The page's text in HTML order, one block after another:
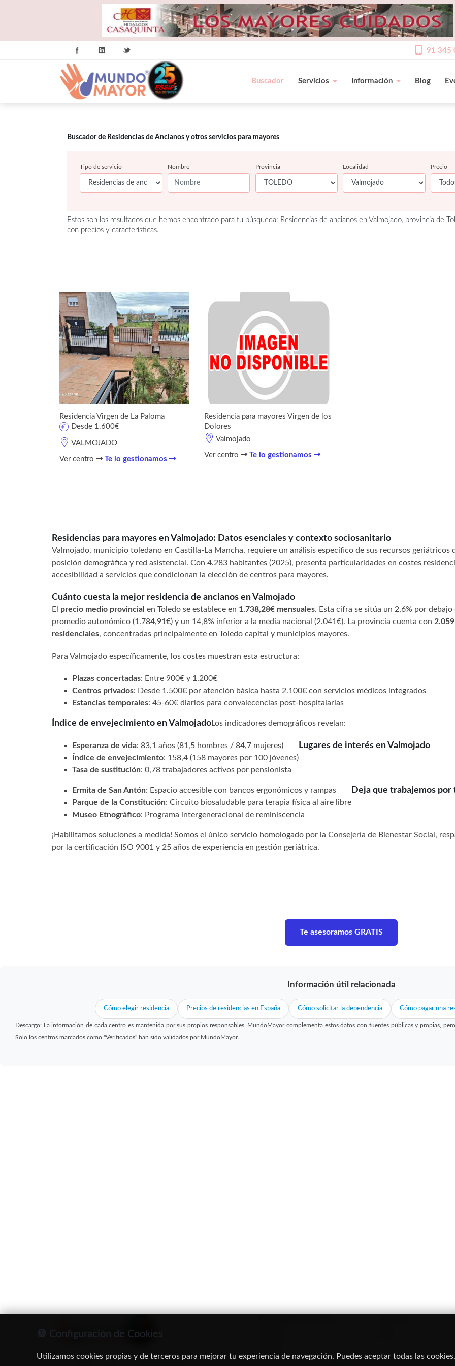
91 345
Buscador Servicios Información Blog
Buscador de Residencias de Ancianos y otros servicios para mayores
Tipo de servicio Nombre Provincia Localidad Precio
Estos son los resultados que hemos encontrado para tu búsqueda: Residencias de ancianos en Valmojado, provincia de
con precios y características.
Residencia Virgen de La Paloma
VALMOJADO
Desde 1.600€
Ver centro Te lo gestionamos
Residencia para mayores Virgen de los
Dolores
Valmojado
Ver centro Te lo gestionamos
Residencias para mayores en Valmojado: Datos esenciales y contexto sociosanitario
Valmojado, municipio toledano en Castilla-La Mancha, requiere un análisis específico de sus recursos geriátricos
posición demográfica y red asistencial. Con 4.283 habitantes (2025), presenta particularidades en costes
accesibilidad a servicios que condicionan la elección de centros para mayores.
Cuánto cuesta la mejor residencia de ancianos en Valmojado
El precio medio provincial en Toledo se establece en 1.738,28€ mensuales. Esta cifra se sitúa un 2,6% por debajo
promedio autonómico (1.784,91€) y un 14,8% inferior a la media nacional (2.041€). La provincia cuenta con
residenciales, concentradas principalmente en Toledo capital y municipios mayores.
Para Valmojado específicamente, los costes muestran esta estructura:
Plazas concertadas: Entre 900€ y 1.200€
Centros privados: Desde 1.500€ por atención básica hasta 2.100€ con servicios médicos integrados
Estancias temporales: 45-60€ diarios para convalecencias post-hospitalarias
Índice de envejecimiento en ValmojadoLos indicadores demográficos revelan:
Esperanza de vida: 83,1 años (81,5 hombres / 84,7 mujeres)
Índice de envejecimiento: 158,4 (158 mayores por 100 jóvenes)
Tasa de sustitución: 0,78 trabajadores activos por pensionista
Lugares de interés en Valmojado
Ermita de San Antón: Espacio accesible con bancos ergonómicos y rampas
Parque de la Constitución: Circuito biosaludable para terapia física al aire libre
Museo Etnográfico: Programa intergeneracional de reminiscencia
Deja que trabajemos por
¡Habilitamos soluciones a medida! Somos el único servicio homologado por la Consejería de Bienestar Social,
por la certificación ISO 9001 y 25 años de experiencia en gestión geriátrica.
Te asesoramos GRATIS
Información útil relacionada
Cómo elegir residencia Precios de residencias en España Cómo solicitar la dependencia Cómo pagar una
Descargo: La información de cada centro es mantenida por sus propios responsables. MundoMayor complementa estos datos con fuentes públicas y propias,
Solo los centros marcados como "Verificados" han sido validados por MundoMayor.
🍪 Configuración de Cookies
Utilizamos cookies propias y de terceros para mejorar tu experiencia de navegación. Puedes aceptar todas las